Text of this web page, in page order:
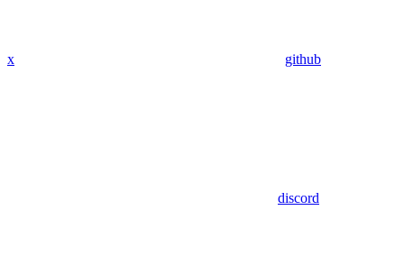
x github
discord